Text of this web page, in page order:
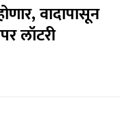
वादापासून
लॉटरी